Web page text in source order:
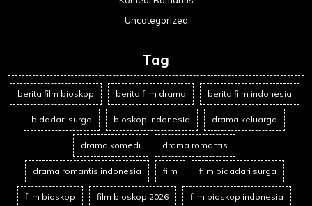
Uncategorized
Tag
berita film bioskop berita film drama berita film indonesia
bidadari surga bioskop indonesia drama keluarga
drama komedi drama romantis
drama romantis indonesia film film bidadari surga
film bioskop film bioskop 2026 film bioskop indonesia